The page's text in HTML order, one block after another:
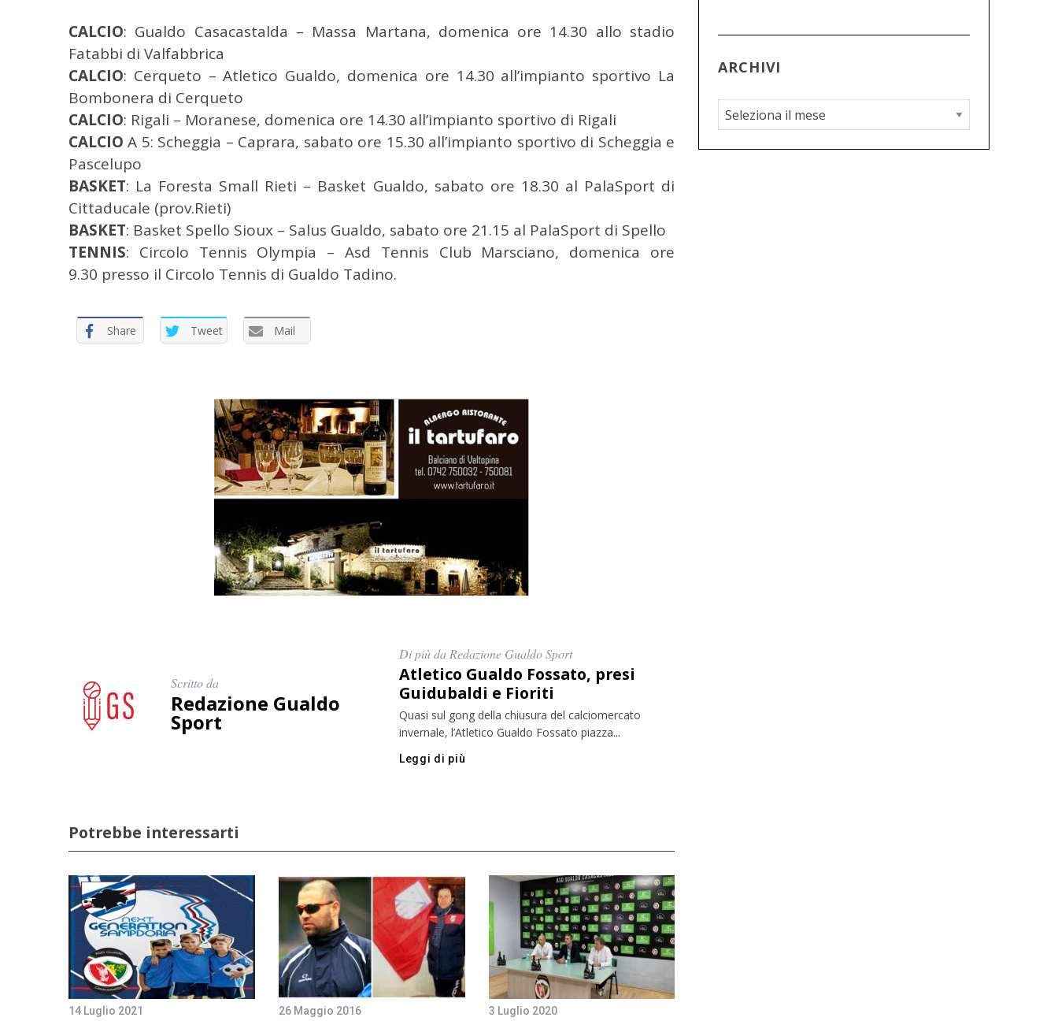
CALCIO: Gualdo Casacastalda – Massa Martana, domenica ore 14.30 allo stadio
Fatabbi di Valfabbrica
CALCIO: Cerqueto – Atletico Gualdo, domenica ore 14.30 all’impianto sportivo La
Bombonera di Cerqueto
CALCIO: Rigali – Moranese, domenica ore 14.30 all’impianto sportivo di Rigali
CALCIO A 5: Scheggia – Caprara, sabato ore 15.30 all’impianto sportivo di Scheggia e
Pascelupo
BASKET: La Foresta Small Rieti – Basket Gualdo, sabato ore 18.30 al PalaSport di
Cittaducale (prov.Rieti)
BASKET: Basket Spello Sioux – Salus Gualdo, sabato ore 21.15 al PalaSport di Spello
TENNIS: Circolo Tennis Olympia – Asd Tennis Club Marsciano, domenica ore
9.30 presso il Circolo Tennis di Gualdo Tadino.
Share Tweet Mail
Scritto da
Redazione Gualdo
Sport
Di più da Redazione Gualdo Sport
Atletico Gualdo Fossato, presi
Guidubaldi e Fioriti
Quasi sul gong della chiusura del calciomercato
invernale, l’Atletico Gualdo Fossato piazza...
Leggi di più
Potrebbe interessarti
14 Luglio 2021 26 Maggio 2016 3 Luglio 2020
ARCHIVI
A
r
c
e
r